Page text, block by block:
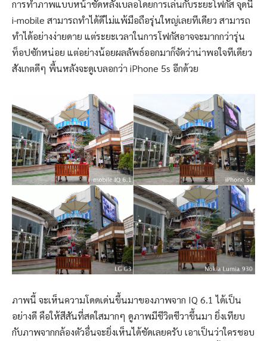
การทำภาพแบบหน้าชัดหลังเบลอโดยการเล่นกับระยะโฟกัส จุดนี้
i-mobile สามารถทำได้ดีไม่แพ้มือถือรุ่นใหญ่เลยทีเดียว สามารถ
ทำได้อย่างง่ายดาย แต่ระยะเวลาในการโฟกัสอาจจะมากกว่ารุ่น
ท็อปซักหน่อย แต่อย่างน้อยผลลัพธ์ออกมาก็จัดว่าน่าพอใจทีเดียว
สังเกตดีๆ พื้นหลังจะดูเบลอกว่า iPhone 5s อีกด้วย
ภาพนี้ จะเห็นความโดดเด่นขึ้นมาของภาพจาก IQ 6.1 ได้เป็น
อย่างดี คือให้สีสันที่สดใสมากๆ ดูภาพมีชีวิตชีวาขึ้นมา ยิ่งเทียบ
กับภาพจากกล้องตัวอื่นจะยิ่งเห็นได้ชัดเลยครับ เอาเป็นว่าใครชอบ